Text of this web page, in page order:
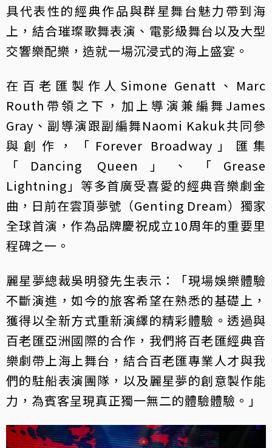
具代表性的經典作品與群星舞台魅力帶到海
上，結合璀璨歌舞表演、電影級舞台以及大型
交響樂配樂，造就一場沉浸式的海上盛宴。
在百老匯製作人Simone Genatt、Marc
Routh帶領之下，加上導演兼編舞James
Gray、副導演跟副編舞Naomi Kakuk共同參
與創作，「Forever Broadway」匯集
「Dancing Queen」、「Grease
Lightning」等多首廣受喜愛的經典音樂劇金
曲，日前在雲頂夢號（Genting Dream）獨家
全球首演，作為品牌慶祝成立10周年的重要里
程碑之一。
麗星夢總裁吳明發先生表示：「現場娛樂體驗
不斷演進，如今的旅客希望在熟悉的基礎上，
獲得以全新方式重新演繹的精彩體驗。透過與
百老匯亞洲國際的合作，我們將百老匯經典音
樂劇帶上海上舞台，結合百老匯專業人才與我
們的駐船表演團隊，以及麗星夢的創意製作能
力，為賓客呈現真正獨一無二的體驗體驗。」